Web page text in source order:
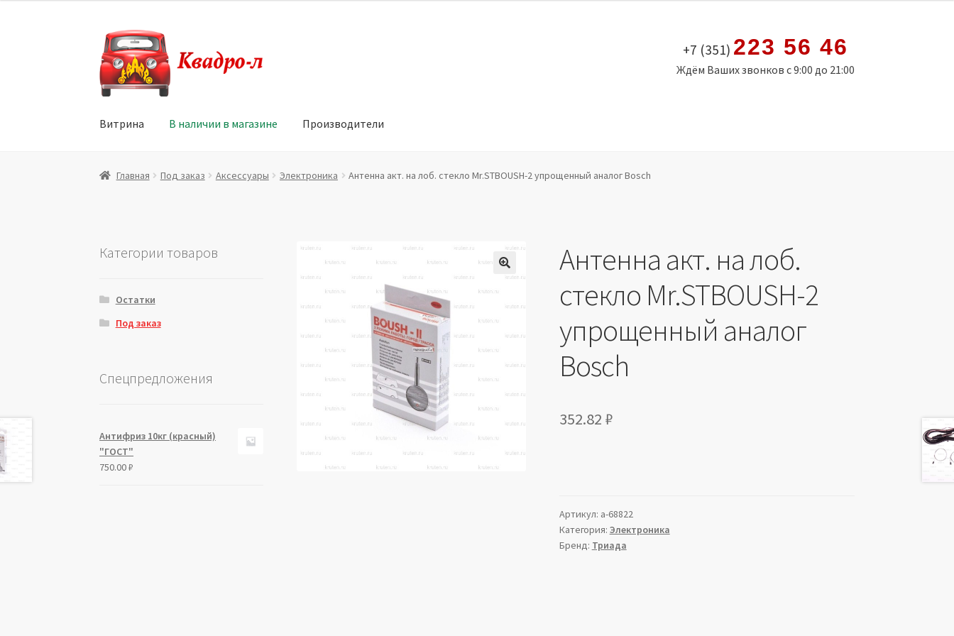
Перейти
к
навигации
Перейти
к
содержимому
+7 (351) 223 56 46
Ждём Ваших звонков с 9:00 до 21:00
Витрина В наличии в магазине Производители
Главная Витрина Мой аккаунт Политика в отношении обработки персональных данных Производители
Главная Под заказ Аксессуары Электроника Антенна акт. на лоб. стекло Mr.STBOUSH-2 упрощенный аналог Bosch
🔍
Антенна акт. на лоб.
стекло Mr.STBOUSH-2
упрощенный аналог
Bosch
352.82 ₽
Артикул: a-68822
Категория: Электроника
Бренд: Триада
Категории товаров
Остатки
Под заказ
Спецпредложения
Антифриз 10кг (красный)
"ГОСТ"
750.00₽